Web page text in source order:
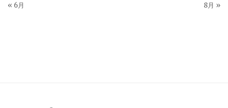
« 6月 8月 »